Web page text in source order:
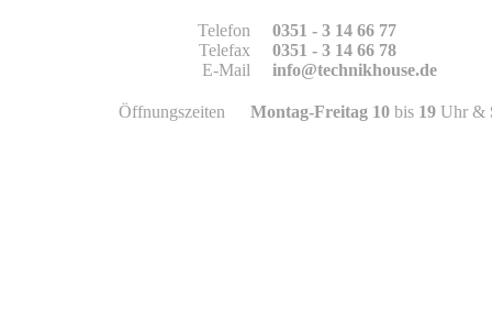
Telefon
Telefax
E-Mail
0351 - 3 14 66 77
0351 - 3 14 66 78
info@technikhouse.de
Öffnungszeiten Montag-Freitag 10 bis 19 Uhr &